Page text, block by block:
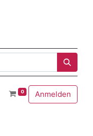
0 Anmelden